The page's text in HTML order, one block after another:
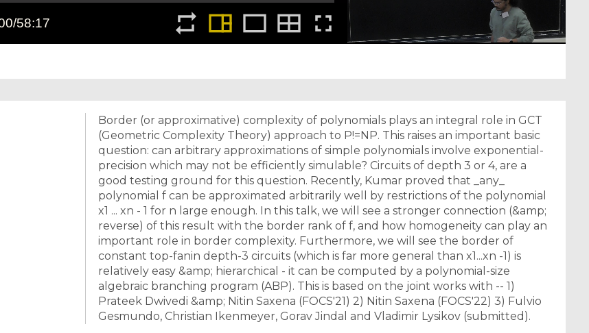
Border (or approximative) complexity of polynomials plays an integral role in GCT
(Geometric Complexity Theory) approach to P!=NP. This raises an important basic
question: can arbitrary approximations of simple polynomials involve exponential-
precision which may not be efficiently simulable? Circuits of depth 3 or 4, are a
good testing ground for this question. Recently, Kumar proved that _any_
polynomial f can be approximated arbitrarily well by restrictions of the polynomial
x1 ... xn - 1 for n large enough. In this talk, we will see a stronger connection (&amp;
reverse) of this result with the border rank of f, and how homogeneity can play an
important role in border complexity. Furthermore, we will see the border of
constant top-fanin depth-3 circuits (which is far more general than x1...xn -1) is
relatively easy &amp; hierarchical - it can be computed by a polynomial-size
algebraic branching program (ABP). This is based on the joint works with -- 1)
Prateek Dwivedi &amp; Nitin Saxena (FOCS'21) 2) Nitin Saxena (FOCS'22) 3) Fulvio
Gesmundo, Christian Ikenmeyer, Gorav Jindal and Vladimir Lysikov (submitted).